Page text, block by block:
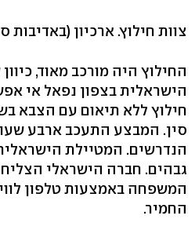
צוות חילוץ. ארכיון (באדיבות
החילוץ היה מורכב מאוד,
הישראלית בצפון נפאל אי
חילוץ ללא תיאום עם הצבא
סין. המבצע התעכב ארבע
גבהים. חברה הישראלי
המשפחה באמצעות טלפון
החמיר.